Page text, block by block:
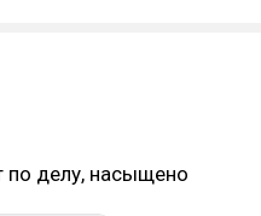
по делу, насыщено